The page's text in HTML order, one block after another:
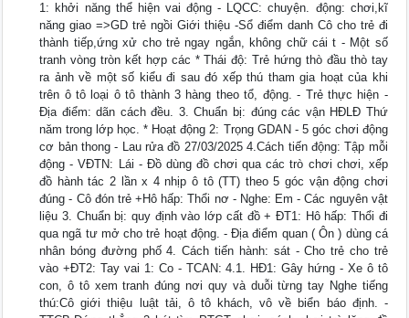
1: khởi năng thể hiện vai động - LQCC: chuyện. động: chơi,kĩ
năng giao =>GD trẻ ngồi Giới thiệu -Sổ điểm danh Cô cho trẻ đi
thành tiếp,ứng xử cho trẻ ngay ngắn, không chữ cái t - Một số
tranh vòng tròn kết hợp các * Thái độ: Trẻ hứng thò đầu thò tay
ra ảnh về một số kiểu đi sau đó xếp thú tham gia hoạt của khi
trên ô tô loại ô tô thành 3 hàng theo tổ, động. - Trẻ thực hiện -
Địa điểm: dãn cách đều. 3. Chuẩn bị: đúng các vận HĐLĐ Thứ
năm trong lớp học. * Hoạt động 2: Trọng GDAN - 5 góc chơi động
cơ bản thong - Lau rửa đồ 27/03/2025 4.Cách tiến động: Tập mỗi
động - VĐTN: Lái - Đồ dùng đồ chơi qua các trò chơi chơi, xếp
đồ hành tác 2 lần x 4 nhịp ô tô (TT) theo 5 góc vận động chơi
đúng - Cô đón trẻ +Hô hấp: Thổi nơ - Nghe: Em - Các nguyên vật
liệu 3. Chuẩn bị: quy định vào lớp cất đồ + ĐT1: Hô hấp: Thổi đi
qua ngã tư mở cho trẻ hoạt động. - Địa điểm quan ( Ôn ) dùng cá
nhân bóng đường phố 4. Cách tiến hành: sát - Cho trẻ cho trẻ
vào +ĐT2: Tay vai 1: Co - TCAN: 4.1. HĐ1: Gây hứng - Xe ô tô
con, ô tô xem tranh đúng nơi quy và duỗi từng tay Nghe tiếng
thú:Cô giới thiệu luật tải, ô tô khách, vô về biển báo định. -